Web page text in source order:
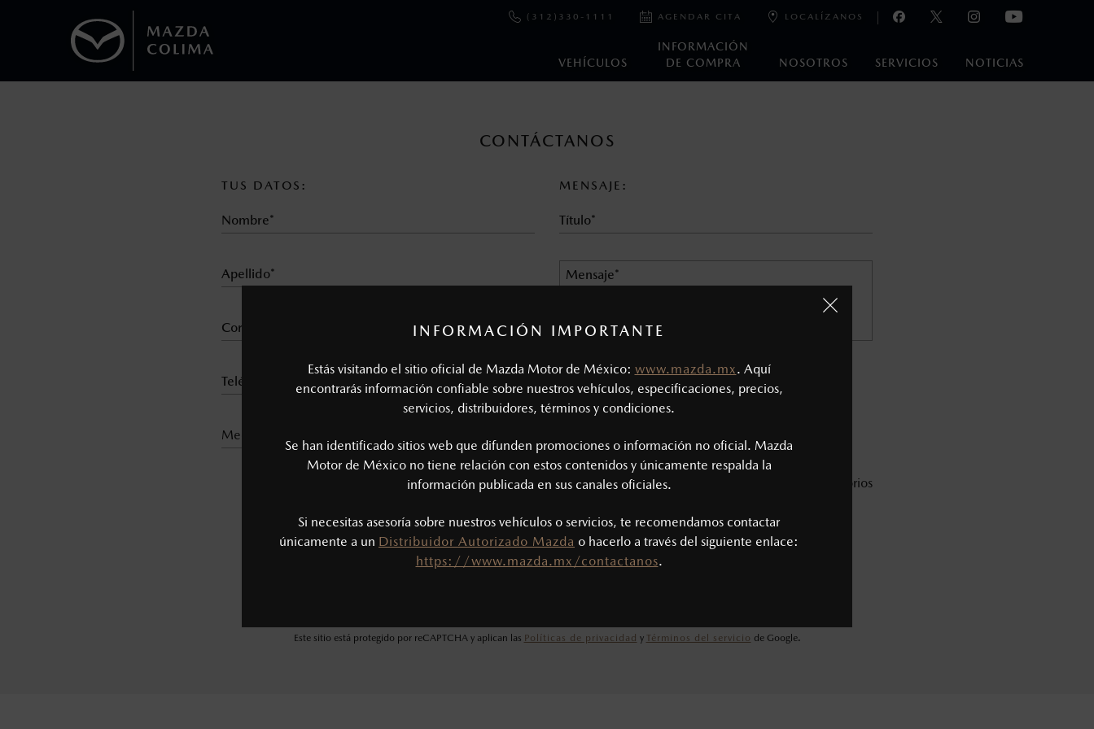
INFORMACIÓN IMPORTANTE
Estás visitando el sitio oficial de Mazda Motor de México: www.mazda.mx. Aquí
encontrarás información confiable sobre nuestros vehículos, especificaciones, precios,
servicios, distribuidores, términos y condiciones.
Se han identificado sitios web que difunden promociones o información no oficial. Mazda
Motor de México no tiene relación con estos contenidos y únicamente respalda la
información publicada en sus canales oficiales.
Si necesitas asesoría sobre nuestros vehículos o servicios, te recomendamos contactar
únicamente a un Distribuidor Autorizado Mazda o hacerlo a través del siguiente enlace:
https://www.mazda.mx/contactanos.
VEHÍCULOS
INFORMACIÓN
DE COMPRA
NOSOTROS SERVICIOS NOTICIAS
(312)330-1111 AGENDAR CITA LOCALÍZANOS
CONTÁCTANOS
TUS DATOS:
medio de contacto*
MENSAJE:
* Campos obligatorios
He leído y aceptado la
Política de Privacidad.*
Este sitio está protegido por reCAPTCHA y aplican las Políticas de privacidad y Términos del servicio de Google.
I.S.A.N., y pueden cambiar sin previo aviso, no incluyen: tenencias, placas, accesorios, seguro y gastos administrativos. Mazda de México, se reserva el derecho de
Todas las imágenes del sitio son meramente ilustrativas.